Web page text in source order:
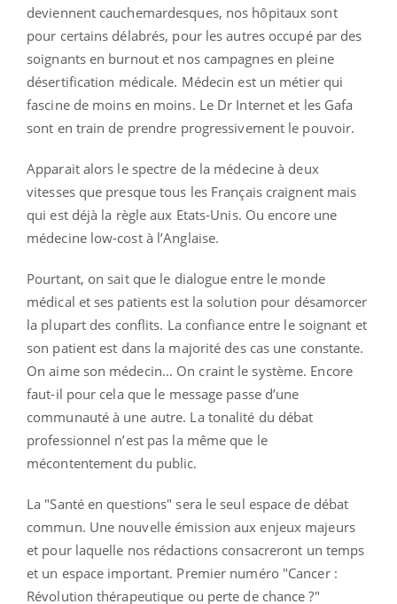
deviennent cauchemardesques, nos hôpitaux sont
pour certains délabrés, pour les autres occupé par des
soignants en burnout et nos campagnes en pleine
désertification médicale. Médecin est un métier qui
fascine de moins en moins. Le Dr Internet et les Gafa
sont en train de prendre progressivement le pouvoir.
Apparait alors le spectre de la médecine à deux
vitesses que presque tous les Français craignent mais
qui est déjà la règle aux Etats-Unis. Ou encore une
médecine low-cost à l’Anglaise.
Pourtant, on sait que le dialogue entre le monde
médical et ses patients est la solution pour désamorcer
la plupart des conflits. La confiance entre le soignant et
son patient est dans la majorité des cas une constante.
On aime son médecin… On craint le système. Encore
faut-il pour cela que le message passe d’une
communauté à une autre. La tonalité du débat
professionnel n’est pas la même que le
mécontentement du public.
La "Santé en questions" sera le seul espace de débat
commun. Une nouvelle émission aux enjeux majeurs
et pour laquelle nos rédactions consacreront un temps
et un espace important. Premier numéro "Cancer :
Révolution thérapeutique ou perte de chance ?"